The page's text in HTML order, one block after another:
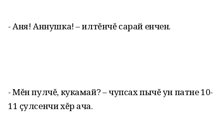
- Аня! Аннушка! – илтĕнчĕ сарай енчен.
- Мĕн пулчĕ, кукамай? – чупсах пычĕ ун патне 10-
11 çулсенчи хĕр ача.